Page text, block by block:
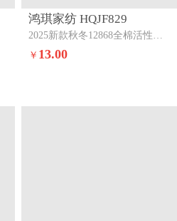
鸿琪家纺 HQJF829
￥ 13.00